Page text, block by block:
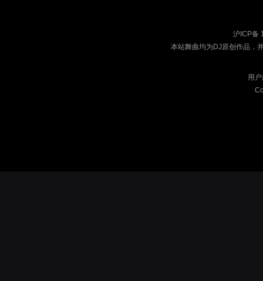
沪ICP备
本站舞曲均为DJ原创作品，
用